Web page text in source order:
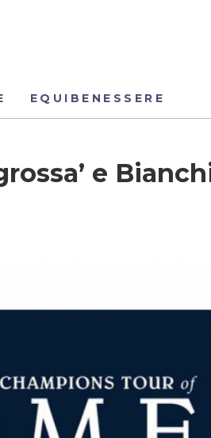
EQUIBENESSERE
e